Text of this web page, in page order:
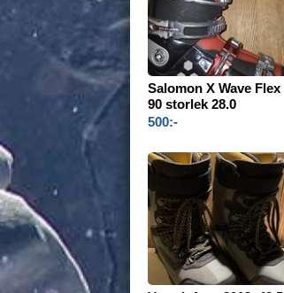
Salomon X Wave Flex
90 storlek 28.0
500:-